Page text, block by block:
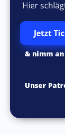
Hier
Jetzt
& nimm
Unser